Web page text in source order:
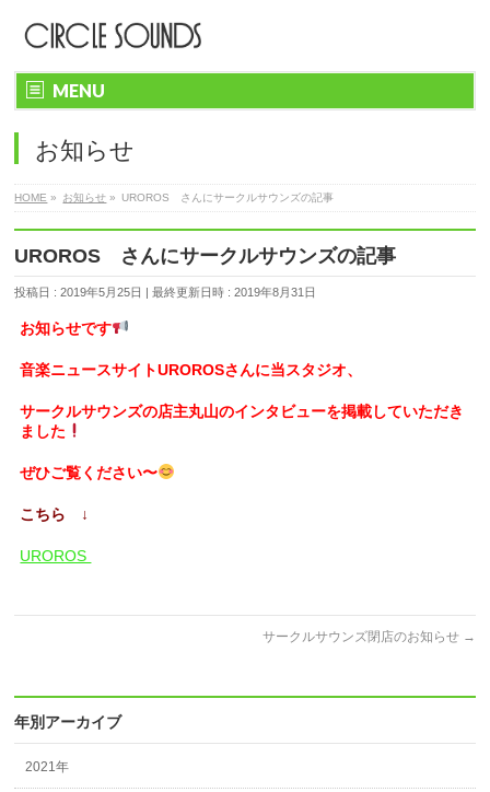
MENU
お知らせ
HOME » お知らせ » UROROS さんにサークルサウンズの記事
UROROS さんにサークルサウンズの記事
投稿日 : 2019年5月25日 最終更新日時 : 2019年8月31日
お知らせです
音楽ニュースサイトUROROSさんに当スタジオ、
サークルサウンズの店主丸山のインタビューを掲載していただき
ました
ぜひご覧ください〜
こちら ↓
UROROS
サークルサウンズ閉店のお知らせ →
年別アーカイブ
2021年